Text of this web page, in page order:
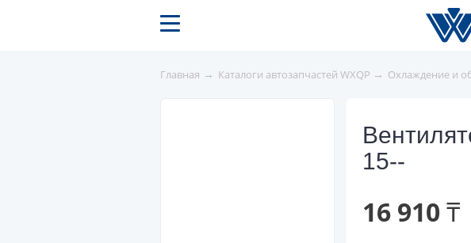
Главная → Каталоги автозапчастей WXQP → Охлаждение и
15--
16 910 ₸